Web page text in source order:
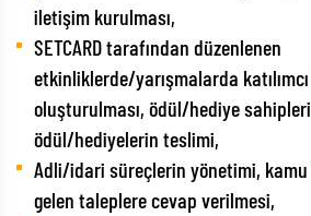
iletişim kurulması,
SETCARD tarafından düzenlenen
etkinliklerde/yarışmalarda katılımcı
oluşturulması, ödül/hediye
ödül/hediyelerin teslimi,
Adli/idari süreçlerin yönetimi,
gelen taleplere cevap verilmesi,